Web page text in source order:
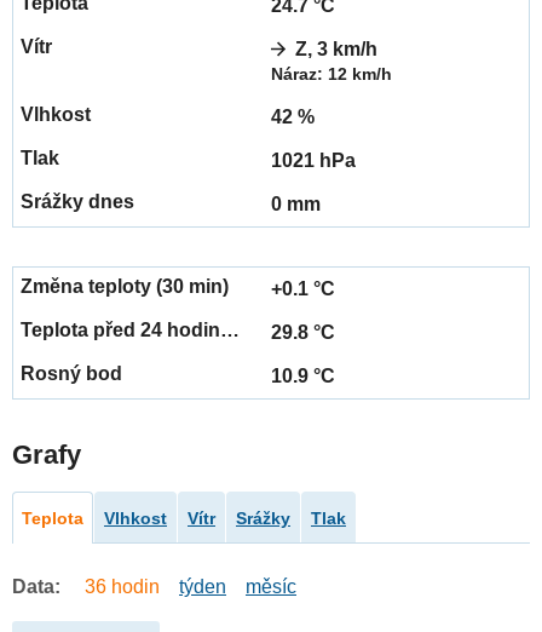
24.7 °C
Z, 3 km/h
Náraz: 12 km/h
42 %
1021 hPa
0 mm
+0.1 °C
29.8 °C
10.9 °C
Grafy
Teplota Vlhkost Vítr Srážky Tlak
Data: 36 hodin týden měsíc